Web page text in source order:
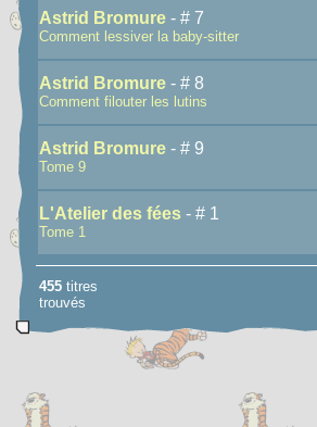
Astrid Bromure - # 7
Comment lessiver la baby-sitter
Astrid Bromure - # 8
Comment filouter les lutins
Astrid Bromure - # 9
Tome 9
L'Atelier des fées - # 1
Tome 1
455 titres
trouvés